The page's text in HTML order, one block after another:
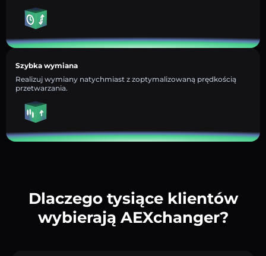
Szybka wymiana
Realizuj wymiany natychmiast z zoptymalizowaną prędkością
przetwarzania.
Dlaczego tysiące klientów
wybierają AEXchanger?